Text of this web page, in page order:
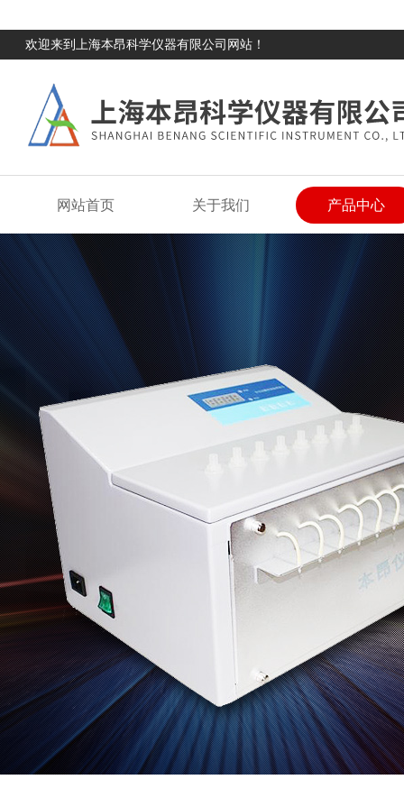
欢迎来到上海本昂科学仪器有限公司网站！
网站首页 关于我们 产品中心